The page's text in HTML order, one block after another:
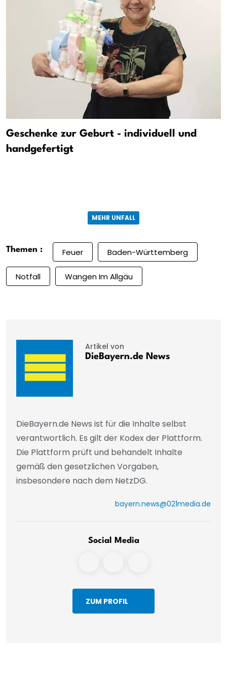
Geschenke zur Geburt - individuell und
handgefertigt
MEHR UNFALL
Themen : Feuer Baden-Württemberg
Notfall Wangen Im Allgäu
Artikel von
DieBayern.de News
DieBayern.de News ist für die Inhalte selbst
verantwortlich. Es gilt der Kodex der Plattform.
Die Plattform prüft und behandelt Inhalte
gemäß den gesetzlichen Vorgaben,
insbesondere nach dem NetzDG.
bayern.news@021media.de
Social Media
ZUM PROFIL